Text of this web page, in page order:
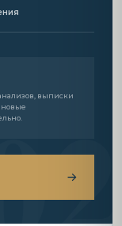
выписки
новые